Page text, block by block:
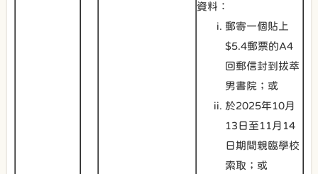
資料：
郵寄一個貼上
$5.4郵票的A4
回郵信封到拔萃
男書院；或
於2025年10月
13日至11月14
日期間親臨學校
索取；或